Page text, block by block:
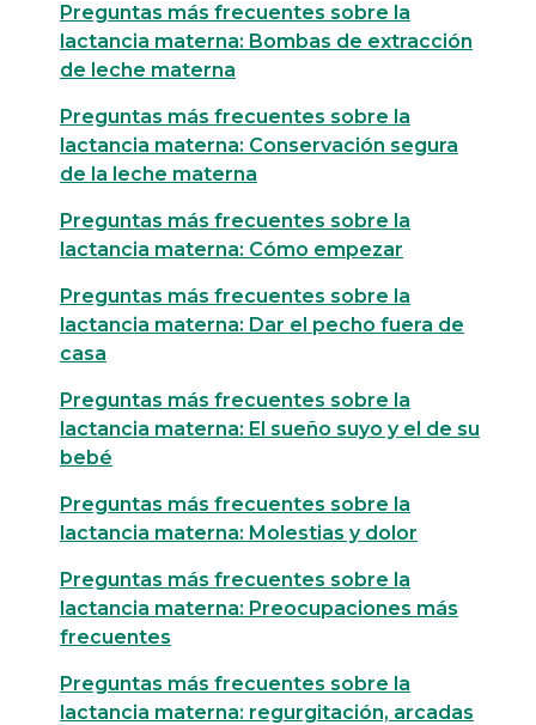
Preguntas más frecuentes sobre la
lactancia materna: Bombas de extracción
de leche materna
Preguntas más frecuentes sobre la
lactancia materna: Conservación segura
de la leche materna
Preguntas más frecuentes sobre la
lactancia materna: Cómo empezar
Preguntas más frecuentes sobre la
lactancia materna: Dar el pecho fuera de
casa
Preguntas más frecuentes sobre la
lactancia materna: El sueño suyo y el de su
bebé
Preguntas más frecuentes sobre la
lactancia materna: Molestias y dolor
Preguntas más frecuentes sobre la
lactancia materna: Preocupaciones más
frecuentes
Preguntas más frecuentes sobre la
lactancia materna: regurgitación, arcadas